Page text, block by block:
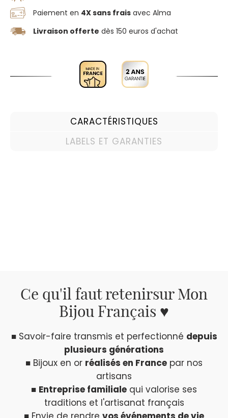
Paiement en 4X sans frais avec Alma
Livraison offerte dès 150 euros d'achat
CARACTÉRISTIQUES
LABELS ET GARANTIES
Ce qu'il faut retenirsur Mon
Bijou Français ♥
■ Savoir-faire transmis et perfectionné depuis
plusieurs générations
■ Bijoux en or réalisés en France par nos
artisans
■ Entreprise familiale qui valorise ses
traditions et l'artisanat français